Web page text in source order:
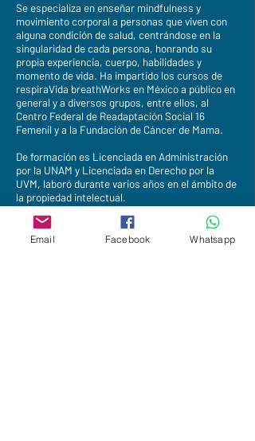
Se especializa en enseñar mindfulness y
movimiento corporal a personas que viven con
alguna condición de salud, centrándose en la
singularidad de cada persona, honrando su
propia experiencia, cuerpo, habilidades y
momento de vida. Ha impartido los cursos de
respiraVida breathWorks en México a público en
general y a diversos grupos, entre ellos, al
Centro Federal de Readaptación Social 16
Femenil y a la Fundación de Cáncer de Mama.
De formación es Licenciada en Administración
por la UNAM y Licenciada en Derecho por la
UVM, laboró durante varios años en el ámbito de
la propiedad intelectual.
Especialidad:
Email Facebook Whatsapp